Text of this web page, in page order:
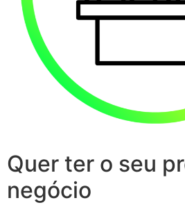
Quer ter o seu
negócio